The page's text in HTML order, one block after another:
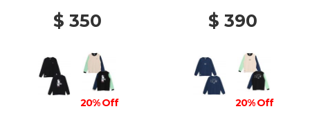
$ 350
20% Off
$ 390
20% Off